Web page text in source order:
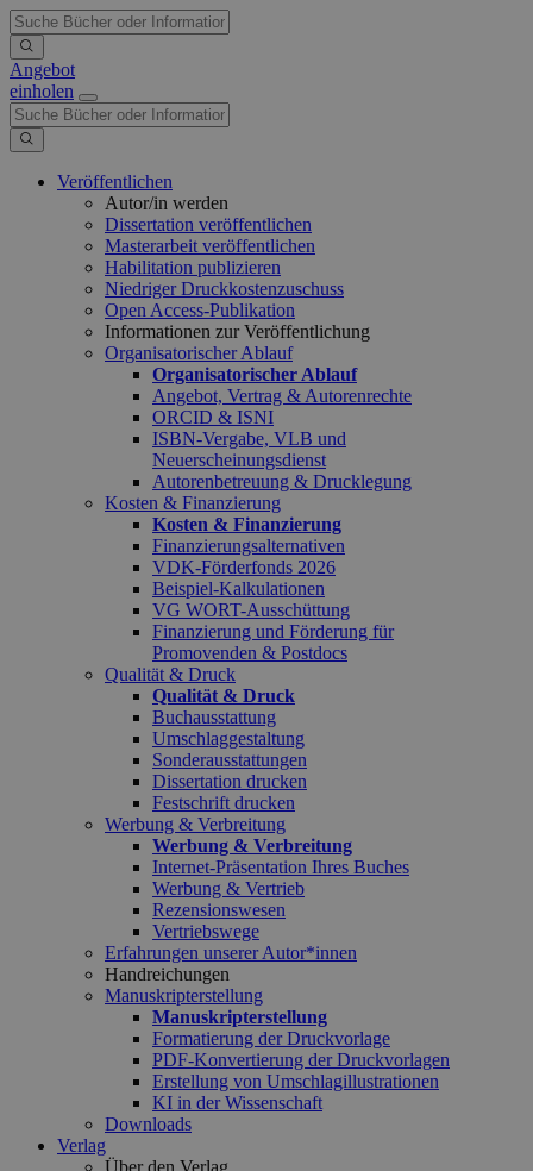
Angebot
einholen
Veröffentlichen
Autor/in werden
Dissertation veröffentlichen
Masterarbeit veröffentlichen
Habilitation publizieren
Niedriger Druckkostenzuschuss
Open Access-Publikation
Informationen zur Veröffentlichung
Organisatorischer Ablauf
Organisatorischer Ablauf
Angebot, Vertrag & Autorenrechte
ORCID & ISNI
ISBN-Vergabe, VLB und
Neuerscheinungsdienst
Autorenbetreuung & Drucklegung
Kosten & Finanzierung
Kosten & Finanzierung
Finanzierungsalternativen
VDK-Förderfonds 2026
Beispiel-Kalkulationen
VG WORT-Ausschüttung
Finanzierung und Förderung für
Promovenden & Postdocs
Qualität & Druck
Qualität & Druck
Buchausstattung
Umschlaggestaltung
Sonderausstattungen
Dissertation drucken
Festschrift drucken
Werbung & Verbreitung
Werbung & Verbreitung
Internet-Präsentation Ihres Buches
Werbung & Vertrieb
Rezensionswesen
Vertriebswege
Erfahrungen unserer Autor*innen
Handreichungen
Manuskripterstellung
Manuskripterstellung
Formatierung der Druckvorlage
PDF-Konvertierung der Druckvorlagen
Erstellung von Umschlagillustrationen
KI in der Wissenschaft
Downloads
Verlag
Über den Verlag